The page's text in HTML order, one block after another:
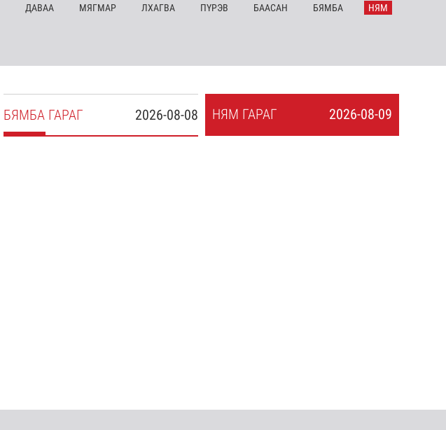
ДАВАА МЯГМАР ЛХАГВА ПҮРЭВ БААСАН БЯМБА НЯМ
2026-08-08
БЯМБА ГАРАГ 2026-08-09
НЯМ ГАРАГ